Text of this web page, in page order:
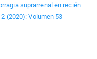
suprarrenal en recién
(2020): Volumen 53